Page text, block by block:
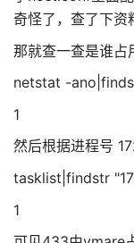
奇怪了，查了下资
那就查一查是谁占
netstat -
1
然后根据进程号
tasklist|findstr
1